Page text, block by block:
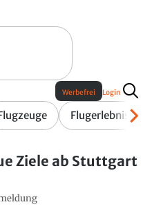
Flugerlebnis
Werbefrei Login
Ziele ab Stuttgart